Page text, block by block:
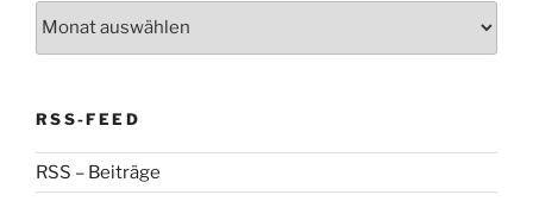
RSS-FEED
RSS – Beiträge